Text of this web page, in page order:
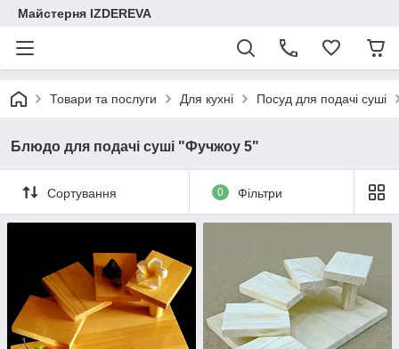
Майстерня IZDEREVA
Товари та послуги Для кухні Посуд для подачі суші
Блюдо для подачі суші "Фучжоу 5"
Сортування 0 Фільтри